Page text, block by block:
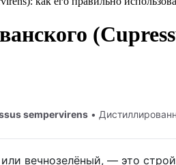
sempervirens •
вечнозелёный, — это